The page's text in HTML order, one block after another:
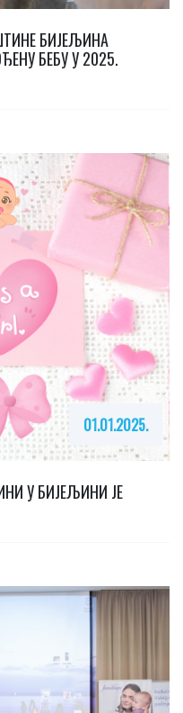
БИЈЕЉИНА
БЕБУ У 2025.
01.01.2025.
У БИЈЕЉИНИ ЈЕ